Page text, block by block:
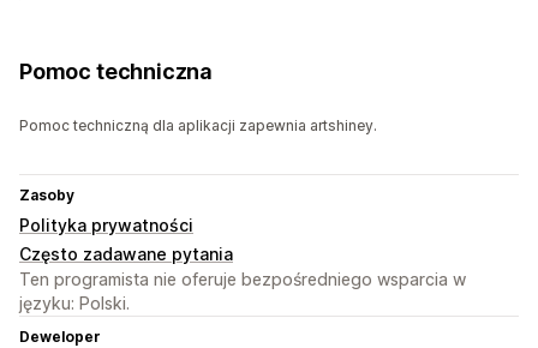
Pomoc techniczna
Pomoc techniczną dla aplikacji zapewnia artshiney.
Zasoby
Polityka prywatności
Często zadawane pytania
Ten programista nie oferuje bezpośredniego wsparcia w
języku: Polski.
Deweloper